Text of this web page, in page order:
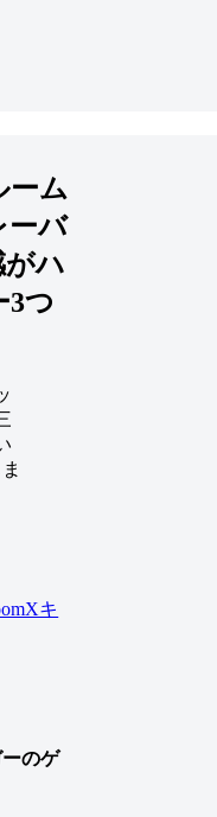
ーム
ーバ
がハ
3つ
キ
のゲ